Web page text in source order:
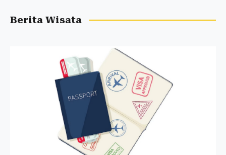
Berita Wisata